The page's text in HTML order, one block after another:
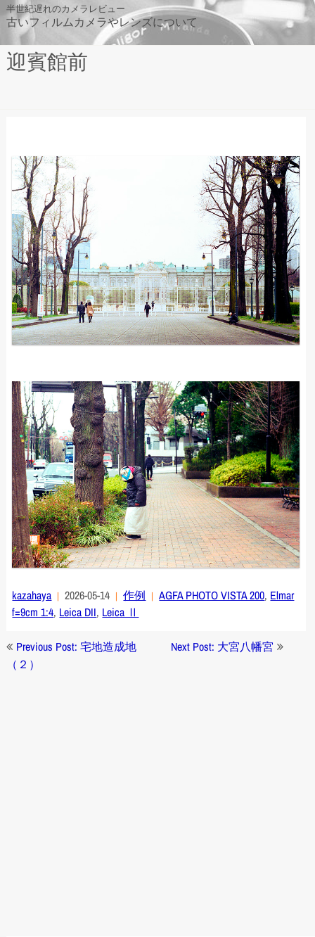
Skip
to
content
半世紀遅れのカメラレビュー
古いフィルムカメラやレンズについて
迎賓館前
kazahaya 2026-05-14 作例 AGFA PHOTO VISTA 200, Elmar
f=9cm 1:4, Leica DII, Leica Ⅱ
投
稿
Previous Post: 宅地造成地
（２）
Next Post: 大宮八幡宮